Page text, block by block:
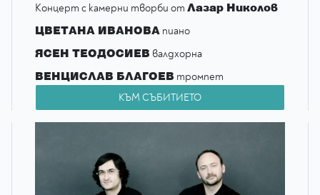
Концерт с камерни творби от Лазар Николов
ЦВЕТАНА ИВАНОВА пиано
ЯСЕН ТЕОДОСИЕВ валдхорна
ВЕНЦИСЛАВ БЛАГОЕВ тромпет
АНАСТАСИЯ РОУЛАНДарфа
с финансовата подкрепа наНационален фонд
КЪМ СЪБИТИЕТО